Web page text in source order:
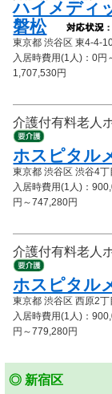
ハイメディ
磐松
東京都 渋谷区 東4-
入居時費用(1人)：0
1,707,530円
介護付有料老人
ホスピタル
東京都 渋谷区 渋谷4
入居時費用(1人)：
円～747,280円
介護付有料老人
ホスピタル
東京都 渋谷区 西原2
入居時費用(1人)：
円～779,280円
◎ 新宿区